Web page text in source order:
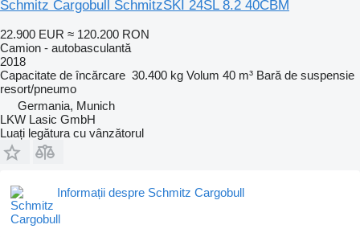
Schmitz Cargobull SchmitzSKI 24SL 8.2 40CBM
22.900 EUR ≈ 120.200 RON
Camion - autobasculantă
2018
Capacitate de încărcare 30.400 kg Volum 40 m³ Bară de suspensie
resort/pneumo
Germania, Munich
LKW Lasic GmbH
Luați legătura cu vânzătorul
Informații despre Schmitz Cargobull